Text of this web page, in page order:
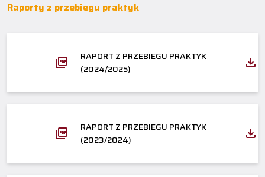
Raporty z przebiegu praktyk
RAPORT Z PRZEBIEGU PRAKTYK
(2024/2025)
RAPORT Z PRZEBIEGU PRAKTYK
(2023/2024)